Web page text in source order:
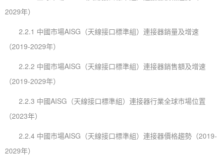
2029年）
2.2.1 中國市場AISG（天線接口標準組）連接器銷量及增速
（2019-2029年）
2.2.2 中國市場AISG（天線接口標準組）連接器銷售額及增速
（2019-2029年）
2.2.3 中國AISG（天線接口標準組）連接器行業全球市場位置
（2023年）
2.2.4 中國市場AISG（天線接口標準組）連接器價格趨勢（2019-
2029年）